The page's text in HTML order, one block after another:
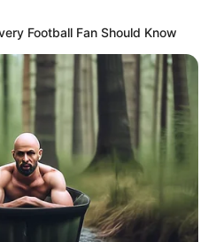
Football Fan Should Know